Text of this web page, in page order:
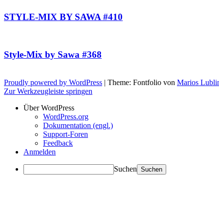
STYLE-MIX BY SAWA #410
Style-Mix by Sawa #368
Proudly powered by WordPress | Theme: Fontfolio von Marios
Zur Werkzeugleiste springen
Über WordPress
WordPress.org
Dokumentation (engl.)
Support-Foren
Feedback
Anmelden
Suchen